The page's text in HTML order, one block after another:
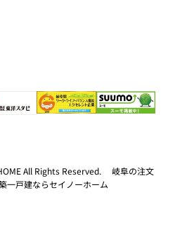
All Rights Reserved. 岐阜の注文
一戸建ならセイノーホーム